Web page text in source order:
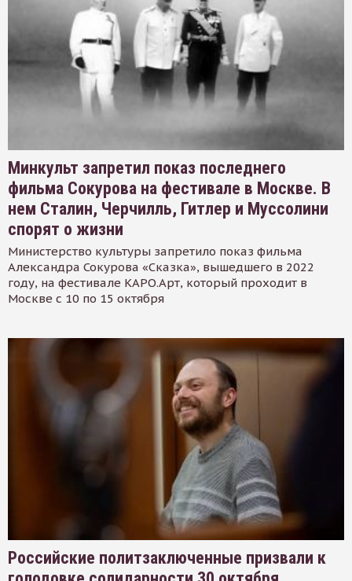
Минкульт запретил показ последнего
фильма Сокурова на фестивале в Москве. В
нем Сталин, Черчилль, Гитлер и Муссолини
спорят о жизни
Министерство культуры запретило показ фильма
Александра Сокурова «Сказка», вышедшего в 2022
году, на фестивале КАРО.Арт, который проходит в
Москве с 10 по 15 октября
Российские политзаключенные призвали к